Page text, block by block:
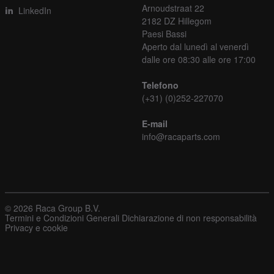
LinkedIn
Arnoudstraat 22
2182 DZ Hillegom
Paesi Bassi
Aperto dal lunedì al venerdì
dalle ore 08:30 alle ore 17:00
Telefono
(+31) (0)252-227070
E-mail
info@racaparts.com
© 2026 Raca Group B.V.
Termini e Condizioni Generali Dichiarazione di non responsabilità
Privacy e cookie